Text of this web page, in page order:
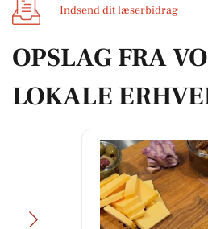
Indsend dit læserbidrag
OPSLAG FRA
LOKALE